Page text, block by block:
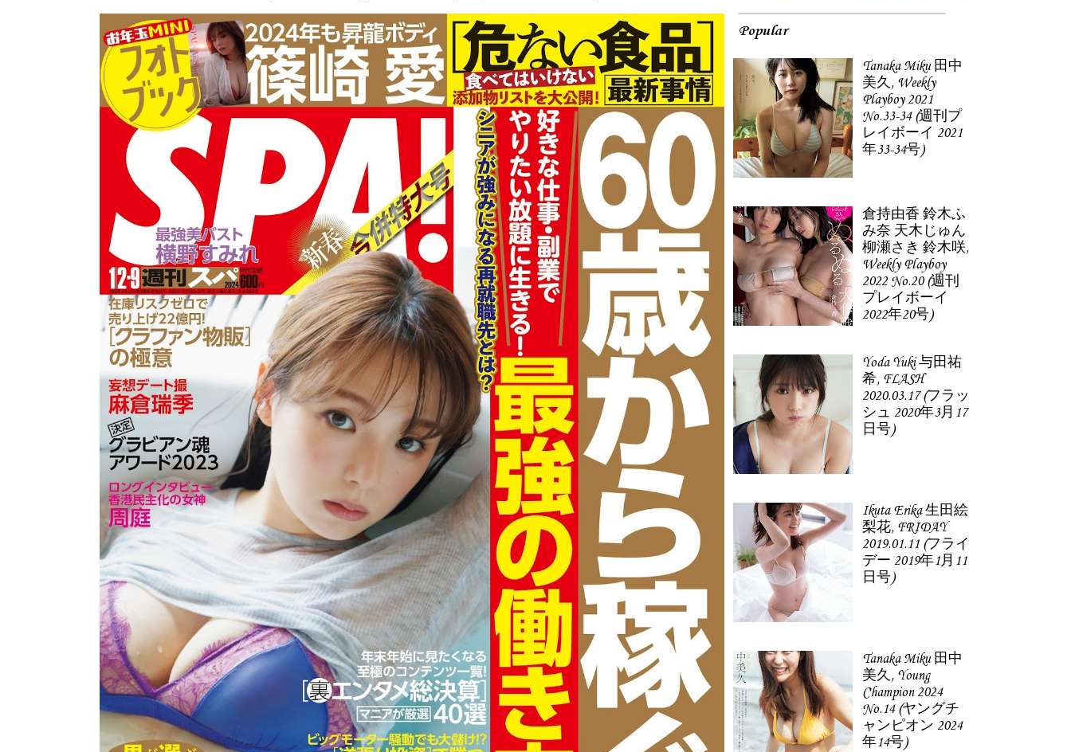
Popular
Tanaka Miku 田中
美久, Weekly
Playboy 2021
No.33-34 (週刊プ
レイボーイ 2021
年33-34号)
倉持由香 鈴木ふ
み奈 天木じゅん
柳瀬さき 鈴木咲,
Weekly Playboy
2022 No.20 (週刊
プレイボーイ
2022年20号)
Yoda Yuki 与田祐
希, FLASH
2020.03.17 (フラッ
シュ 2020年3月17
日号)
Ikuta Erika 生田絵
梨花, FRIDAY
2019.01.11 (フライ
デー 2019年1月11
日号)
Tanaka Miku 田中
美久, Young
Champion 2024
No.14 (ヤングチ
ャンピオン 2024
年14号)